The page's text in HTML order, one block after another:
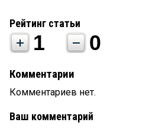
Рейтинг статьи
1 0
Комментарии
Комментариев нет.
Ваш комментарий